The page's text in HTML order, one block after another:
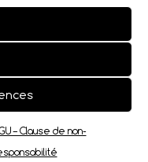
– Clause de non-
Création de site par